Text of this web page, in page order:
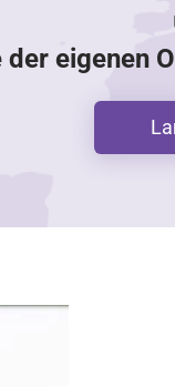
der eigenen